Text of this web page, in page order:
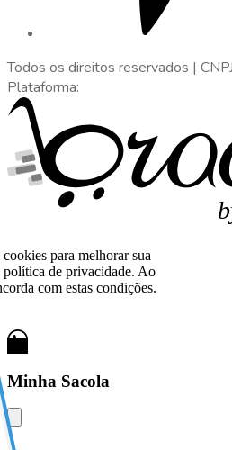
Todos os direitos reservados |
Plataforma:
b
para melhorar sua
política de privacidade. Ao
com estas condições.
Minha Sacola